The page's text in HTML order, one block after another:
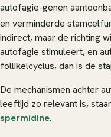
autofagie-genen
en verminderde
indirect, maar de richting
autofagie stimuleert, en
follikelcyclus, dan is de
De mechanismen achter
leeftijd zo relevant is,
spermidine.